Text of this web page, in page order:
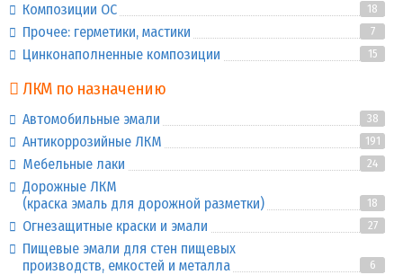
Композиции ОС 18
Прочее: герметики, мастики 7
Цинконаполненные композиции 15
ЛКМ по назначению
Автомобильные эмали 38
Антикоррозийные ЛКМ 191
Мебельные лаки 24
Дорожные ЛКМ
(краска эмаль для дорожной разметки)
18
Огнезащитные краски и эмали 27
Пищевые эмали для стен пищевых
производств, емкостей и металла
6